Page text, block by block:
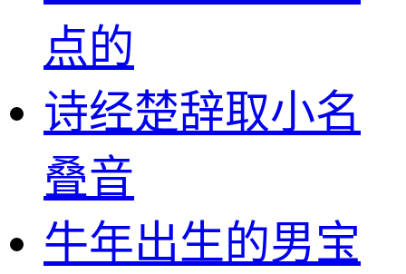
点的
诗经楚辞取小名
叠音
牛年出生的男宝